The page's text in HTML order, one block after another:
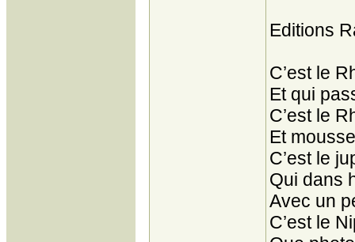
Editions
C’est le
Et qui
C’est le
Et
C’est le
Qui dans
Avec un
C’est le